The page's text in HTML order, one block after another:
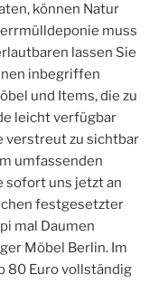
können Natur
muss
lassen Sie
inbegriffen
und Items, die zu
leicht verfügbar
verstreut zu sichtbar
umfassenden
sofort uns jetzt an
festgesetzter
mal Daumen
Möbel Berlin. Im
80 Euro vollständig